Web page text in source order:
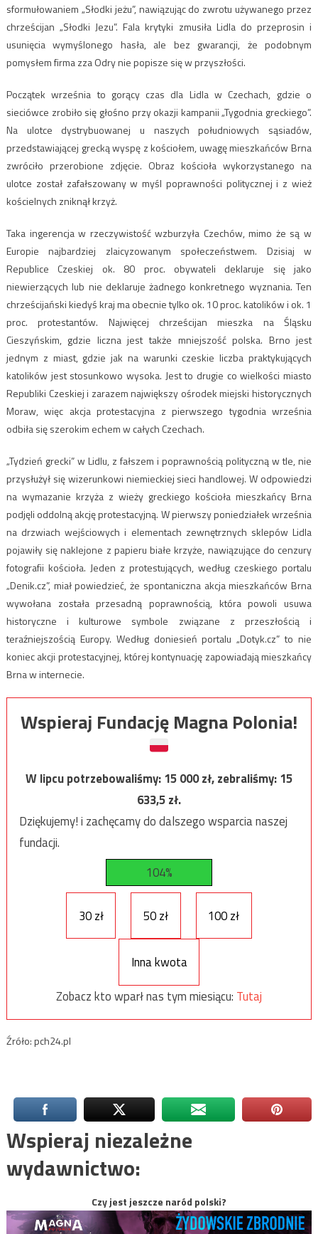
sformułowaniem „Słodki jeżu”, nawiązując do zwrotu używanego przez
chrześcijan „Słodki Jezu”. Fala krytyki zmusiła Lidla do przeprosin i
usunięcia wymyślonego hasła, ale bez gwarancji, że podobnym
pomysłem firma zza Odry nie popisze się w przyszłości.
Początek września to gorący czas dla Lidla w Czechach, gdzie o
sieciówce zrobiło się głośno przy okazji kampanii „Tygodnia greckiego”.
Na ulotce dystrybuowanej u naszych południowych sąsiadów,
przedstawiającej grecką wyspę z kościołem, uwagę mieszkańców Brna
zwróciło przerobione zdjęcie. Obraz kościoła wykorzystanego na
ulotce został zafałszowany w myśl poprawności politycznej i z wież
kościelnych zniknął krzyż.
Taka ingerencja w rzeczywistość wzburzyła Czechów, mimo że są w
Europie najbardziej zlaicyzowanym społeczeństwem. Dzisiaj w
Republice Czeskiej ok. 80 proc. obywateli deklaruje się jako
niewierzących lub nie deklaruje żadnego konkretnego wyznania. Ten
chrześcijański kiedyś kraj ma obecnie tylko ok. 10 proc. katolików i ok. 1
proc. protestantów. Najwięcej chrześcijan mieszka na Śląsku
Cieszyńskim, gdzie liczna jest także mniejszość polska. Brno jest
jednym z miast, gdzie jak na warunki czeskie liczba praktykujących
katolików jest stosunkowo wysoka. Jest to drugie co wielkości miasto
Republiki Czeskiej i zarazem największy ośrodek miejski historycznych
Moraw, więc akcja protestacyjna z pierwszego tygodnia września
odbiła się szerokim echem w całych Czechach.
„Tydzień grecki” w Lidlu, z fałszem i poprawnością polityczną w tle, nie
przysłużył się wizerunkowi niemieckiej sieci handlowej. W odpowiedzi
na wymazanie krzyża z wieży greckiego kościoła mieszkańcy Brna
podjęli oddolną akcję protestacyjną. W pierwszy poniedziałek września
na drzwiach wejściowych i elementach zewnętrznych sklepów Lidla
pojawiły się naklejone z papieru białe krzyże, nawiązujące do cenzury
fotografii kościoła. Jeden z protestujących, według czeskiego portalu
„Denik.cz”, miał powiedzieć, że spontaniczna akcja mieszkańców Brna
wywołana została przesadną poprawnością, która powoli usuwa
historyczne i kulturowe symbole związane z przeszłością i
teraźniejszością Europy. Według doniesień portalu „Dotyk.cz” to nie
koniec akcji protestacyjnej, której kontynuację zapowiadają mieszkańcy
Brna w internecie.
Wspieraj Fundację Magna Polonia!
W lipcu potrzebowaliśmy:15 000zł, zebraliśmy:15
633,5zł.
Dziękujemy! i zachęcamy do dalszego wsparcia naszej
fundacji.
104%
30 zł 50 zł 100 zł
Inna kwota
Zobacz kto wparł nas tym miesiącu: Tutaj
Źróło: pch24.pl
Wspieraj niezależne
wydawnictwo:
Czy jest jeszcze naród polski?